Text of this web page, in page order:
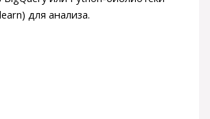
для анализа.